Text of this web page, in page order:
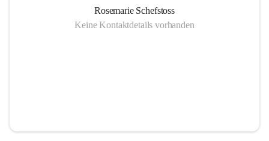
Rosemarie Schefstoss
Keine Kontaktdetails vorhanden